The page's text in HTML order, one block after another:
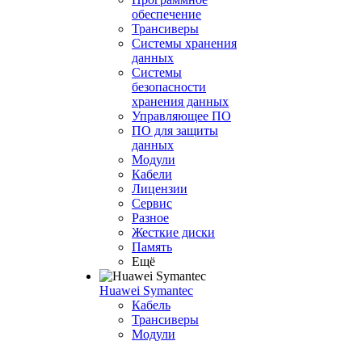
обеспечение
Трансиверы
Системы хранения
данных
Системы
безопасности
хранения данных
Управляющее ПО
ПО для защиты
данных
Модули
Кабели
Лицензии
Сервис
Разное
Жесткие диски
Память
Ещё
Huawei Symantec
Кабель
Трансиверы
Модули